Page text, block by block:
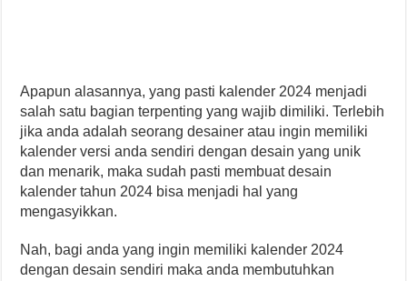
Apapun alasannya, yang pasti kalender 2024 menjadi
salah satu bagian terpenting yang wajib dimiliki. Terlebih
jika anda adalah seorang desainer atau ingin memiliki
kalender versi anda sendiri dengan desain yang unik
dan menarik, maka sudah pasti membuat desain
kalender tahun 2024 bisa menjadi hal yang
mengasyikkan.
Nah, bagi anda yang ingin memiliki kalender 2024
dengan desain sendiri maka anda membutuhkan